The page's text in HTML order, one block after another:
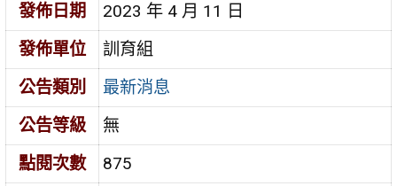
發佈日期
2023 年 4 月 11 日
發佈單位
訓育組
公告類別
最新消息
公告等級
無
點閱次數
875